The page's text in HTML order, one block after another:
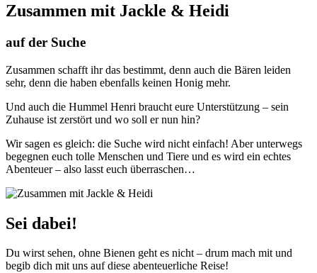
Zusammen mit Jackle & Heidi
auf der Suche
Zusammen schafft ihr das bestimmt, denn auch die Bären leiden
sehr, denn die haben ebenfalls keinen Honig mehr.
Und auch die Hummel Henri braucht eure Unterstützung – sein
Zuhause ist zerstört und wo soll er nun hin?
Wir sagen es gleich: die Suche wird nicht einfach! Aber unterwegs
begegnen euch tolle Menschen und Tiere und es wird ein echtes
Abenteuer – also lasst euch überraschen…
Sei dabei!
Du wirst sehen, ohne Bienen geht es nicht – drum mach mit und
begib dich mit uns auf diese abenteuerliche Reise!